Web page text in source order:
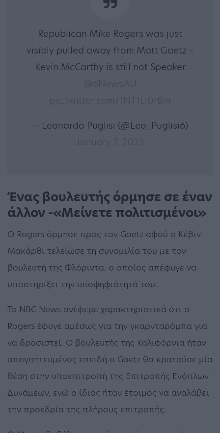
Republican Mike Rogers was just
visibly pulled away from Matt Gaetz –
Kevin McCarthy is still not Speaker
— Leonardo Puglisi (@Leo_Puglisi6)
Ένας βουλευτής όρμησε σε έναν
άλλον -«Μείνετε πολιτισμένοι»
Ο Rogers όρμησε προς τον Gaetz αφού ο Κέβιν
Μακάρθι τελείωσε τη συνομιλία του με τον
βουλευτή της Φλόριντα, ο οποίος απέφυγε να
υποστηρίξει την υποψηφιότητά του.
Το NBC News ανέφερε χαρακτηριστικά ότι ο
Rogers έφυγε αμέσως για την γκαρνταρόμπα για
να δροσιστεί. Ο βουλευτής της Καλιφόρνια ήταν
απογοητευμένος επειδή ο Gaetz θα κρατούσε μία
θέση στην υποεπιτροπή της Επιτροπής Ενόπλων
Δυνάμεων, ενώ ο ίδιος ήταν έτοιμος να αναλάβει
την προεδρία της πλήρους επιτροπής.